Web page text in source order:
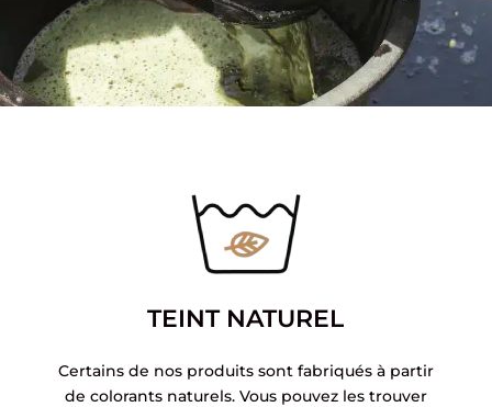
TEINT NATUREL
Certains de nos produits sont fabriqués à partir
de colorants naturels. Vous pouvez les trouver